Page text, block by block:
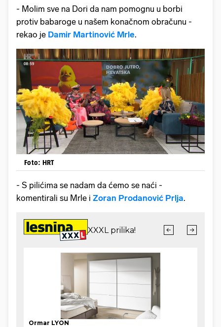
- Molim sve na Dori da nam pomognu u borbi
protiv babaroge u našem konačnom obračunu -
rekao je Damir Martinović Mrle.
Foto: HRT
- S pilićima se nadam da ćemo se naći -
komentirali su Mrle i Zoran Prodanović Prlja.